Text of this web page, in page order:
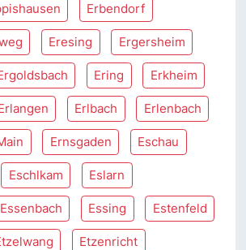
Erbendorf
Eresing Ergersheim
Ering Erkheim
Erlbach Erlenbach
Ernsgaden Eschau
Eschlkam Eslarn
Essenbach Essing Estenfeld
Etzenricht